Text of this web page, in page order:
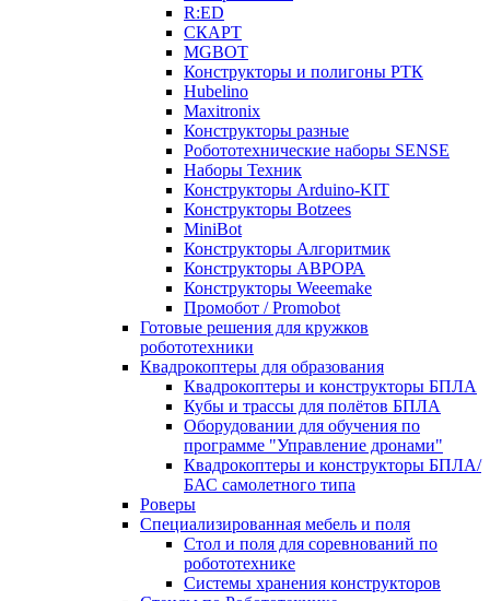
R:ED
СКАРТ
MGBOT
Конструкторы и полигоны РТК
Hubelino
Maxitronix
Конструкторы разные
Робототехнические наборы SENSE
Наборы Техник
Конструкторы Arduino-KIT
Конструкторы Botzees
MiniBot
Конструкторы Алгоритмик
Конструкторы АВРОРА
Конструкторы Weeemake
Промобот / Promobot
Готовые решения для кружков
робототехники
Квадрокоптеры для образования
Квадрокоптеры и конструкторы БПЛА
Кубы и трассы для полётов БПЛА
Оборудовании для обучения по
программе "Управление дронами"
Квадрокоптеры и конструкторы БПЛА/
БАС самолетного типа
Роверы
Специализированная мебель и поля
Стол и поля для соревнований по
робототехнике
Системы хранения конструкторов